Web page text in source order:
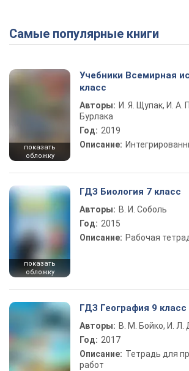
Самые популярные книги
показать
обложку
Учебники Всемирная
класс
Авторы: И. Я. Щупак, И. А.
Бурлака
Год: 2019
Описание:
показать
обложку
ГДЗ Биология 7 класс
Авторы: В. И. Соболь
Год: 2015
Описание: Рабочая
ГДЗ География 9 класс
Авторы: В. М. Бойко, И. Л.
Год: 2017
Описание: Тетрадь для
работ